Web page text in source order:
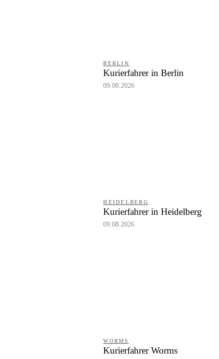
BERLIN
Kurierfahrer in Berlin
09.08.2026
HEIDELBERG
Kurierfahrer in Heidelberg
09.08.2026
WORMS
Kurierfahrer Worms